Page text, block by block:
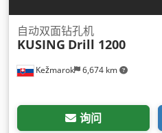
Kežmarok 6,674 km
自动双面钻孔机
KUSING Drill 1200
询问